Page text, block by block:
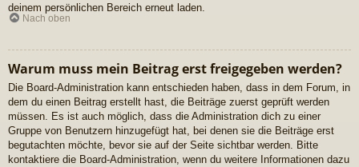
deinem persönlichen Bereich erneut laden.
Nach oben
Warum muss mein Beitrag erst freigegeben werden?
Die Board-Administration kann entschieden haben, dass in dem Forum, in
dem du einen Beitrag erstellt hast, die Beiträge zuerst geprüft werden
müssen. Es ist auch möglich, dass die Administration dich zu einer
Gruppe von Benutzern hinzugefügt hat, bei denen sie die Beiträge erst
begutachten möchte, bevor sie auf der Seite sichtbar werden. Bitte
kontaktiere die Board-Administration, wenn du weitere Informationen dazu